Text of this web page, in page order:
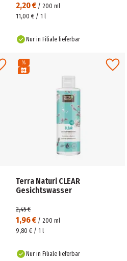
2,20 € / 200 ml
11,00 € / 1 l
Nur in Filiale lieferbar
Terra Naturi CLEAR
Gesichtswasser
1,96 € / 200 ml
2,45 €
9,80 € / 1 l
Nur in Filiale lieferbar